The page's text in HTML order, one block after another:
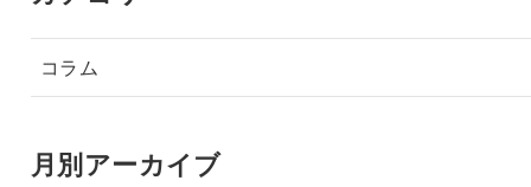
コラム
月別アーカイブ